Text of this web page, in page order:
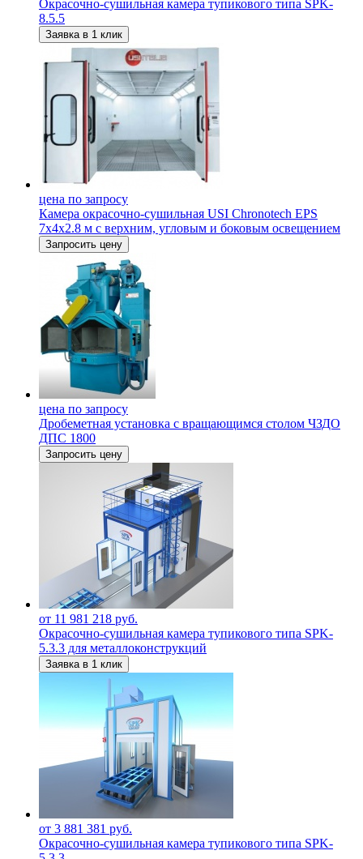
Окрасочно-сушильная камера тупикового типа SPK-
8.5.5
Заявка в 1 клик
цена по запросу
Камера окрасочно-сушильная USI Chronotech EPS
7х4х2.8 м c верхним, угловым и боковым освещением
Запросить цену
цена по запросу
Дробеметная установка c вращающимся столом ЧЗДО
ДПС 1800
Запросить цену
от 11 981 218 руб.
Окрасочно-сушильная камера тупикового типа SPK-
5.3.3 для металлоконструкций
Заявка в 1 клик
от 3 881 381 руб.
Окрасочно-сушильная камера тупикового типа SPK-